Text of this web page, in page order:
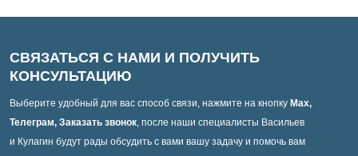
СВЯЗАТЬСЯ С НАМИ И ПОЛУЧИТЬ
КОНСУЛЬТАЦИЮ
Выберите удобный для вас способ связи, нажмите на кнопку Max,
Телеграм, Заказать звонок, после наши специалисты Васильев
и Кулагин будут рады обсудить с вами вашу задачу и помочь вам